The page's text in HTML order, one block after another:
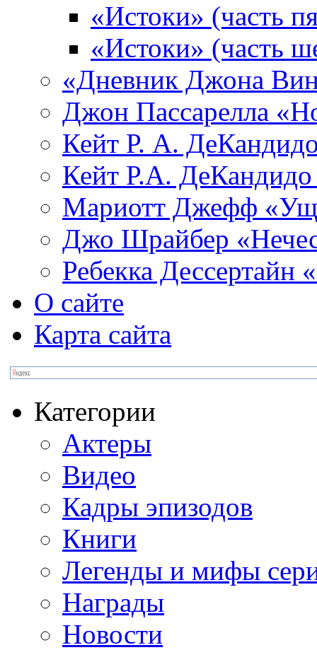
«Истоки» (часть
«Истоки» (часть
«Дневник Джона
Джон Пассарелла
Кейт Р. А.
Кейт Р.А.
Мариотт Джефф
Джо Шрайбер
Ребекка Десcертайн
О сайте
Карта сайта
Категории
Актеры
Видео
Кадры эпизодов
Книги
Легенды и мифы
Награды
Новости